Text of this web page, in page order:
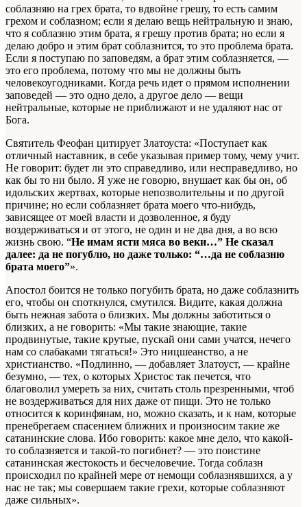
соблазняю на грех брата, то вдвойне грешу, то есть самим
грехом и соблазном; если я делаю вещь нейтральную и знаю,
что я соблазню этим брата, я грешу против брата; но если я
делаю добро и этим брат соблазнится, то это проблема брата.
Если я поступаю по заповедям, а брат этим соблазняется, —
это его проблема, потому что мы не должны быть
человекоугодниками. Когда речь идет о прямом исполнении
заповедей — это одно дело, а другое дело — вещи
нейтральные, которые не приближают и не удаляют нас от
Бога.
Святитель Феофан цитирует Златоуста: «Поступает как
отличный наставник, в себе указывая пример тому, чему учит.
Не говорит: будет ли это справедливо, или несправедливо, но
как бы то ни было. Я уже не говорю, внушает как бы он, об
идольских жертвах, которые непозволительны и по другой
причине; но если соблазняет брата моего что-нибудь,
зависящее от моей власти и дозволенное, я буду
воздерживаться и от этого, не один и не два дня, а во всю
жизнь свою. “Не имам ясти мяса во веки…” Не сказал
далее: да не погублю, но даже только: “…да не соблазню
брата моего”».
Апостол боится не только погубить брата, но даже соблазнить
его, чтобы он споткнулся, смутился. Видите, какая должна
быть нежная забота о близких. Мы должны заботиться о
близких, а не говорить: «Мы такие знающие, такие
продвинутые, такие крутые, пускай они сами учатся, нечего
нам со слабаками тягаться!» Это ницшеанство, а не
христианство. «Подлинно, — добавляет Златоуст, — крайне
безумно, — тех, о которых Христос так печется, что
благоволил умереть за них, считать столь презренными, чтоб
не воздерживаться для них даже от пищи. Это не только
относится к коринфянам, но, можно сказать, и к нам, которые
пренебрегаем спасением ближних и произносим такие же
сатанинские слова. Ибо говорить: какое мне дело, что какой-
то соблазняется и такой-то погибнет? — это поистине
сатанинская жестокость и бесчеловечие. Тогда соблазн
происходил по крайней мере от немощи соблазнявшихся, а у
нас не так; мы совершаем такие грехи, которые соблазняют
даже сильных».